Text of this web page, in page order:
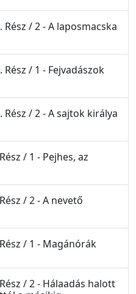
Rész / 2 - A laposmacska
Rész / 1 - Fejvadászok
Rész / 2 - A sajtok királya
/ 1 - Pejhes, az
/ 2 - A nevető
/ 1 - Magánórák
/ 2 - Hálaadás halott